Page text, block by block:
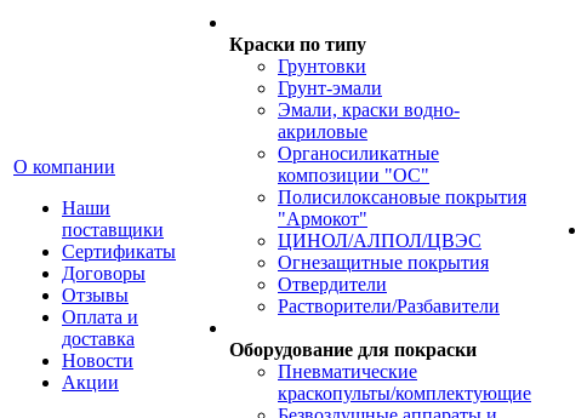
О компании
Наши
поставщики
Сертификаты
Договоры
Отзывы
Оплата и
доставка
Новости
Акции
Краски по типу
Грунтовки
Грунт-эмали
Эмали, краски водно-
акриловые
Органосиликатные
композиции "ОС"
Полисилоксановые покрытия
"Армокот"
ЦИНОЛ/АЛПОЛ/ЦВЭС
Огнезащитные покрытия
Отвердители
Растворители/Разбавители
Оборудование для покраски
Пневматические
краскопульты/комплектующие